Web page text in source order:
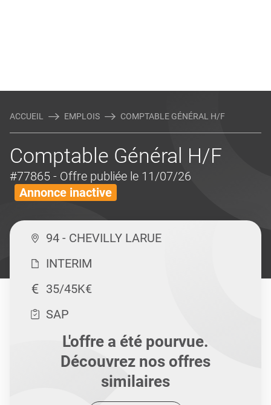
ACCUEIL EMPLOIS COMPTABLE GÉNÉRAL H/F
Comptable Général H/F
#77865 - Offre publiée le 11/07/26
Annonce inactive
94 - CHEVILLY LARUE
INTERIM
35/45K€
SAP
L'offre a été pourvue.
Découvrez nos offres
similaires